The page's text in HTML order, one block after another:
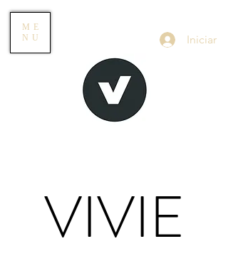
ME
NU
Iniciar
VIVIE